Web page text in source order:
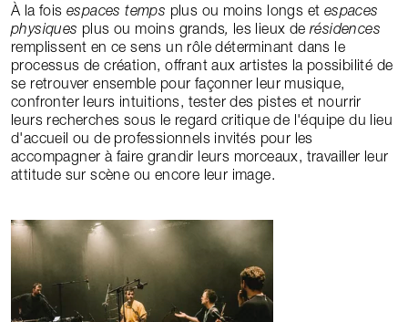
À la fois espaces temps plus ou moins longs et espaces
physiques plus ou moins grands, les lieux derésidences
remplissent en ce sens un rôle déterminant dans le
processus de création, offrant aux artistes la possibilité de
se retrouver ensemble pour façonner leur musique,
confronter leurs intuitions, tester des pistes et nourrir
leurs recherches sous le regard critique de l'équipe du lieu
d'accueil ou de professionnels invités pour les
accompagner à faire grandir leurs morceaux, travailler leur
attitude sur scène ou encore leur image.